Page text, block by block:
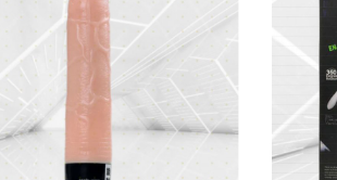
tùy chỉnh rung động qua app để